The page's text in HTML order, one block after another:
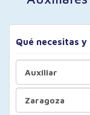
BLOG
Qué necesitas y